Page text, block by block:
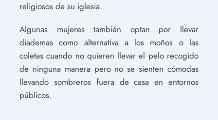
religiosos de su iglesia.
Algunas mujeres también optan por llevar
diademas como alternativa a los moños o las
coletas cuando no quieren llevar el pelo recogido
de ninguna manera pero no se sienten cómodas
llevando sombreros fuera de casa en entornos
públicos.